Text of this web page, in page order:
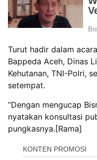
Turut hadir dalam
Bappeda Aceh, Dinas
Kehutanan, TNI-Polri,
setempat.
“Dengan mengucap
nyatakan konsultasi
pungkasnya.[Rama]